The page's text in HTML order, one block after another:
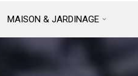
MAISON & JARDINAGE